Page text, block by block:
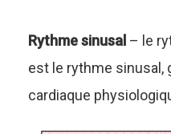
Rythme sinusal – le
est le rythme sinusal,
cardiaque